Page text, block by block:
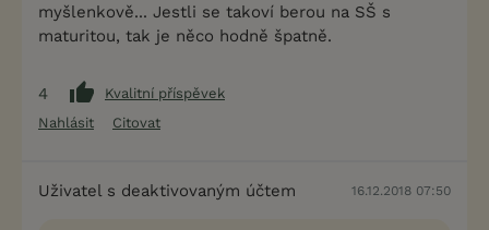
myšlenkově... Jestli se takoví berou na SŠ s
maturitou, tak je něco hodně špatně.
4
Kvalitní příspěvek
Nahlásit
Citovat
Uživatel s deaktivovaným účtem 16.12.2018 07:50